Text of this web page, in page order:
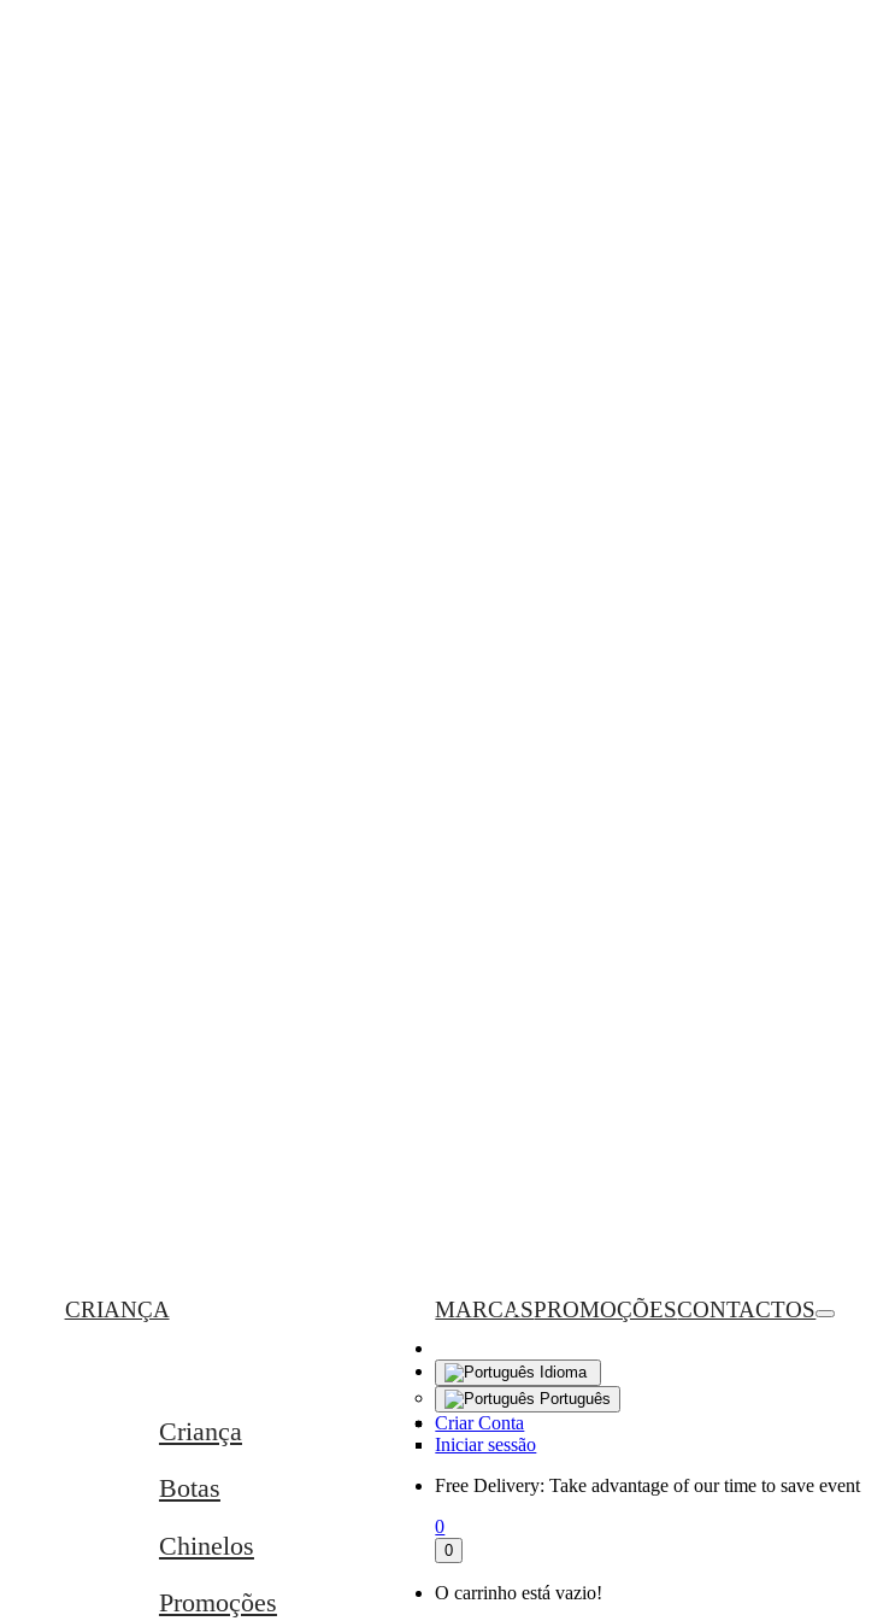
CRIANÇA
Criança
Botas
Chinelos
Promoções
MARCASPROMOÇÕESCONTACTOS
Idioma
Português
Criar Conta
Iniciar sessão
Free Delivery: Take advantage of our time to save event
0
0
O carrinho está vazio!